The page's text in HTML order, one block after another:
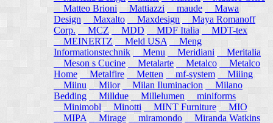
Matteo Brioni
Mattiazzi maude
Mawa
Design
Maxalto Maxdesign
Maya Romanoff
Corp.
MCZ MDD MDF Italia
MDT-tex
MEINERTZ
Meld USA
Meng
Informationstechnik
Menu Meridiani
Meritalia
Meson s Cucine
Metalarte Metalco
Metalco
Home Metalfire Metten mf-system
Miiing
Miinu
Miior Milan Iluminacion
Milano
Bedding
Milldue Millelumen
miniforms
Minimobl Minotti MINT Furniture
MIO
MIPA
Mirage miramondo
Miranda Watkins